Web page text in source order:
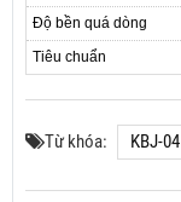
Độ bền quá dòng
Tiêu chuẩn
Từ khóa: KBJ-04